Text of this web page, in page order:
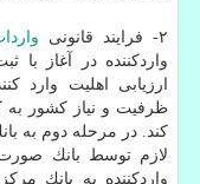
۲- فرایند قانونی
واردكننده در آغاز
ارزیابی اهلیت وارد
ظرفیت و نیاز كشور به
كند. در مرحله دوم به
لازم توسط بانك
واردكننده به بانك